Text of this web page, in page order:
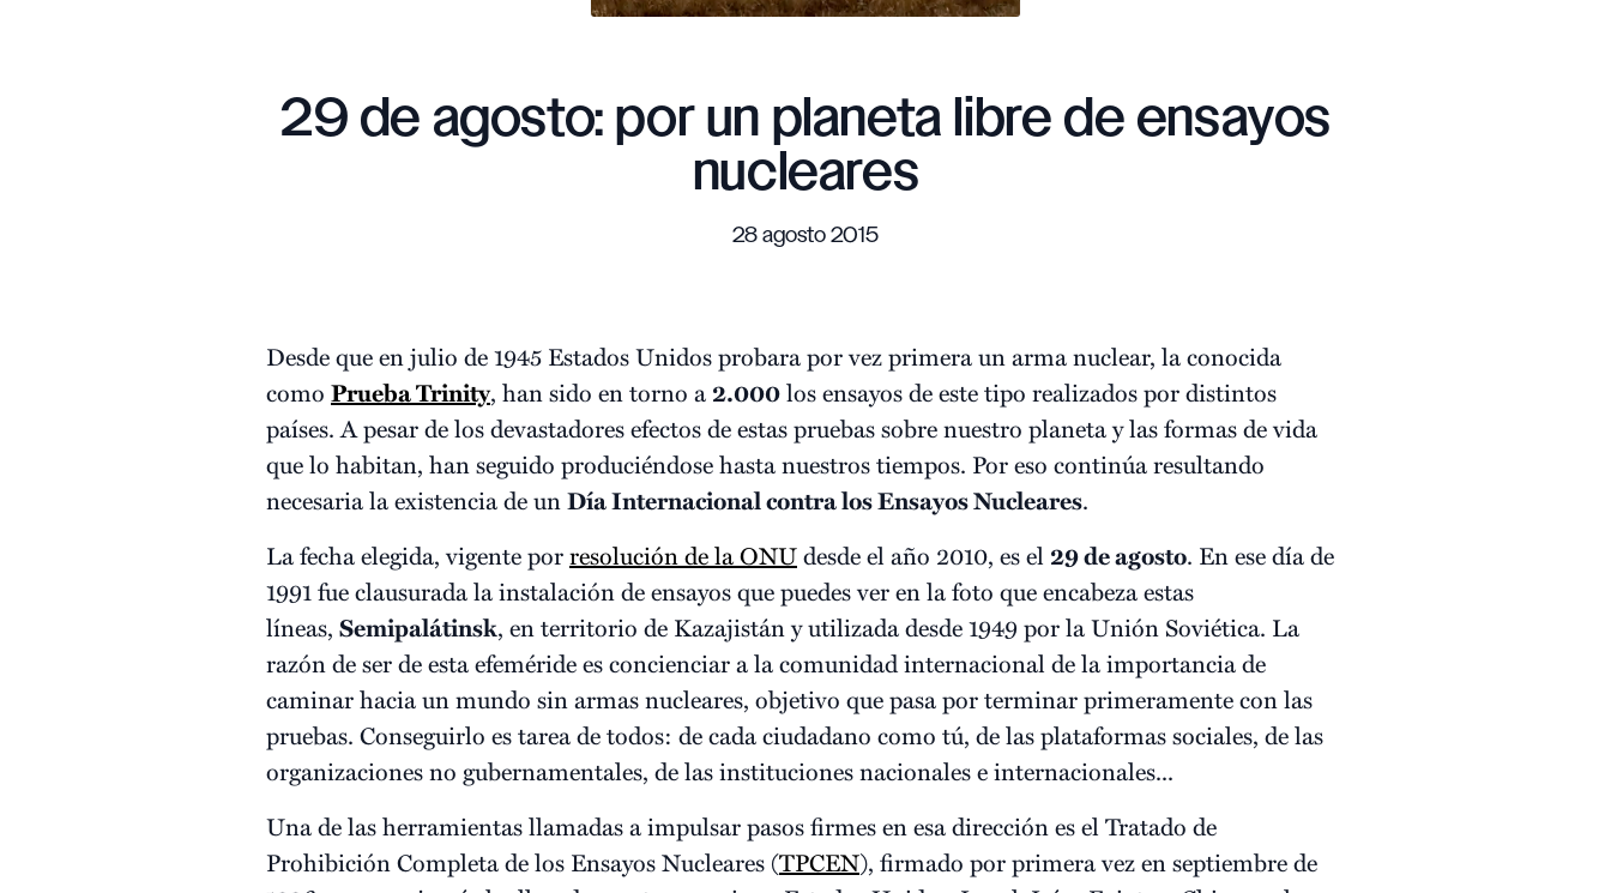
29 de agosto: por un planeta libre de ensayos
nucleares
28 agosto 2015
Desde que en julio de 1945 Estados Unidos probara por vez primera un arma nuclear, la conocida
como Prueba Trinity, han sido en torno a 2.000los ensayos de este tipo realizados por distintos
países. A pesar de los devastadores efectos de estas pruebas sobre nuestro planeta y las formas de vida
que lo habitan, han seguido produciéndose hasta nuestros tiempos. Por eso continúa resultando
necesaria la existencia de unDía Internacional contra los Ensayos Nucleares.
La fecha elegida, vigente porresolución de la ONUdesde el año 2010, es el 29 de agosto. En ese día de
1991 fue clausurada la instalación de ensayos que puedes ver en la foto que encabeza estas
líneas, Semipalátinsk, en territorio de Kazajistán y utilizada desde 1949 por la Unión Soviética. La
razón de ser de esta efeméride es concienciar a la comunidad internacional de la importancia de
caminar hacia un mundo sin armas nucleares, objetivo que pasa por terminar primeramente con las
pruebas. Conseguirlo es tarea de todos: de cada ciudadano como tú, de las plataformas sociales, de las
organizaciones no gubernamentales, de las instituciones nacionales e internacionales...
Una de las herramientas llamadas a impulsar pasos firmes en esa dirección es el Tratado de
Prohibición Completa de los Ensayos Nucleares (TPCEN), firmado por primera vez en septiembre de